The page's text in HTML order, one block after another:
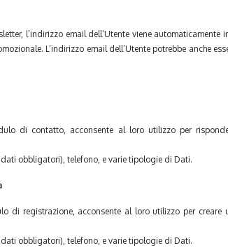
l’indirizzo email dell’Utente viene
L’indirizzo email dell’Utente potrebbe anche
di contatto, acconsente al loro utilizzo per
obbligatori), telefono, e varie tipologie di Dati.
di registrazione, acconsente al loro utilizzo per
obbligatori), telefono, e varie tipologie di Dati.